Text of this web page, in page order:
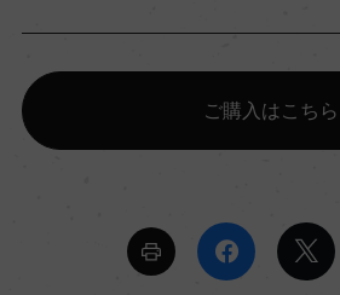
ご購入はこちら